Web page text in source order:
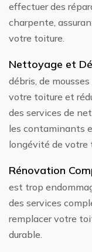
effectuer des
charpente,
votre toiture.
Nettoyage et
débris, de
votre toiture et
des services de
les contaminants
longévité de votre
Rénovation
est trop
des services
remplacer votre
durable.